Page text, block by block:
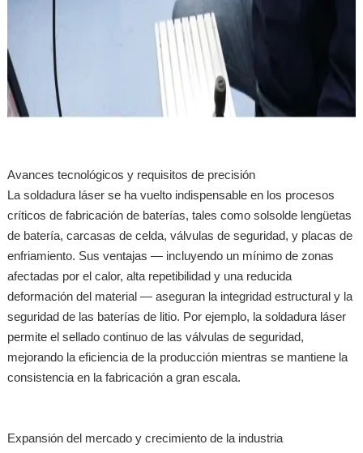
Avances tecnológicos y requisitos de precisión
La soldadura láser se ha vuelto indispensable en los procesos
críticos de fabricación de baterías, tales como solsolde lengüetas
de batería, carcasas de celda, válvulas de seguridad, y placas de
enfriamiento. Sus ventajas — incluyendo un mínimo de zonas
afectadas por el calor, alta repetibilidad y una reducida
deformación del material — aseguran la integridad estructural y la
seguridad de las baterías de litio. Por ejemplo, la soldadura láser
permite el sellado continuo de las válvulas de seguridad,
mejorando la eficiencia de la producción mientras se mantiene la
consistencia en la fabricación a gran escala.
Expansión del mercado y crecimiento de la industria